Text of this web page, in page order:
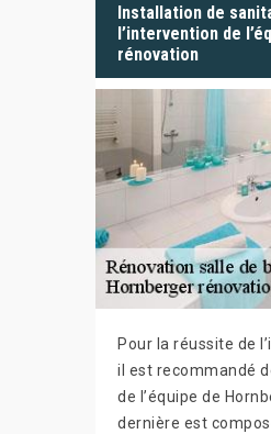
Installation de
l’intervention de
rénovation
Pour la réussite de
il est recommandé
de l’équipe de
dernière est